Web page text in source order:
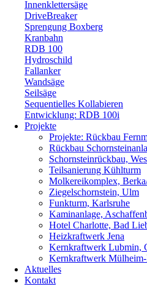
Innenklettersäge
DriveBreaker
Sprengung Boxberg
Kranbahn
RDB 100
Hydroschild
Fallanker
Wandsäge
Seilsäge
Sequentielles Kollabieren
Entwicklung: RDB 100i
Projekte
Projekte: Rückbau
Rückbau
Schornsteinrückbau,
Teilsanierung Kühlturm
Molkereikomplex,
Ziegelschornstein, Ulm
Funkturm, Karlsruhe
Kaminanlage,
Hotel Charlotte, Bad
Heizkraftwerk Jena
Kernkraftwerk Lubmin,
Kernkraftwerk
Aktuelles
Kontakt